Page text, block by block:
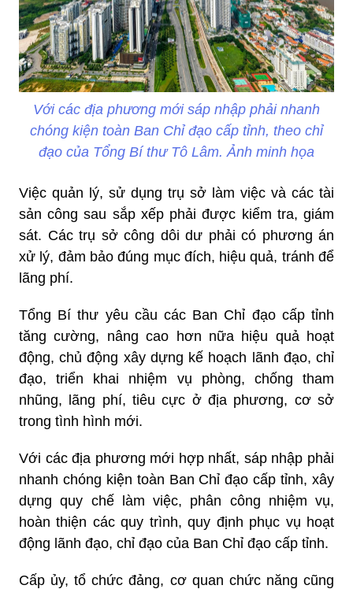
Với các địa phương mới sáp nhập phải nhanh
chóng kiện toàn Ban Chỉ đạo cấp tỉnh, theo chỉ
đạo của Tổng Bí thư Tô Lâm. Ảnh minh họa
Việc quản lý, sử dụng trụ sở làm việc và các tài
sản công sau sắp xếp phải được kiểm tra, giám
sát. Các trụ sở công dôi dư phải có phương án
xử lý, đảm bảo đúng mục đích, hiệu quả, tránh để
lãng phí.
Tổng Bí thư yêu cầu các Ban Chỉ đạo cấp tỉnh
tăng cường, nâng cao hơn nữa hiệu quả hoạt
động, chủ động xây dựng kế hoạch lãnh đạo, chỉ
đạo, triển khai nhiệm vụ phòng, chống tham
nhũng, lãng phí, tiêu cực ở địa phương, cơ sở
trong tình hình mới.
Với các địa phương mới hợp nhất, sáp nhập phải
nhanh chóng kiện toàn Ban Chỉ đạo cấp tỉnh, xây
dựng quy chế làm việc, phân công nhiệm vụ,
hoàn thiện các quy trình, quy định phục vụ hoạt
động lãnh đạo, chỉ đạo của Ban Chỉ đạo cấp tỉnh.
Cấp ủy, tổ chức đảng, cơ quan chức năng cũng